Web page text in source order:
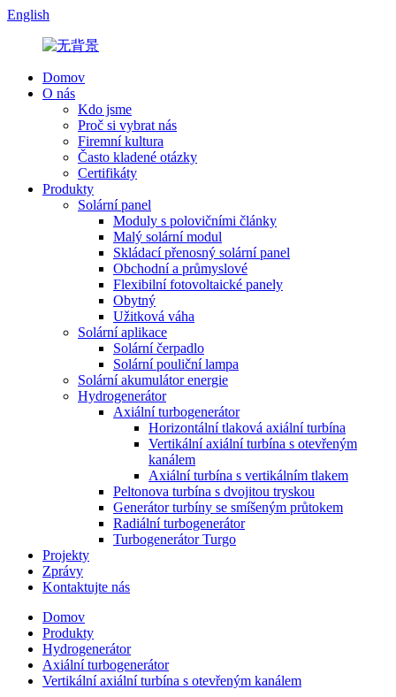
English
Domov
O nás
Kdo jsme
Proč si vybrat nás
Firemní kultura
Často kladené otázky
Certifikáty
Produkty
Solární panel
Moduly s polovičními články
Malý solární modul
Skládací přenosný solární panel
Obchodní a průmyslové
Flexibilní fotovoltaické panely
Obytný
Užitková váha
Solární aplikace
Solární čerpadlo
Solární pouliční lampa
Solární akumulátor energie
Hydrogenerátor
Axiální turbogenerátor
Horizontální tlaková axiální turbína
Vertikální axiální turbína s otevřeným
kanálem
Axiální turbína s vertikálním tlakem
Peltonova turbína s dvojitou tryskou
Generátor turbíny se smíšeným průtokem
Radiální turbogenerátor
Turbogenerátor Turgo
Projekty
Zprávy
Kontaktujte nás
Domov
Produkty
Hydrogenerátor
Axiální turbogenerátor
Vertikální axiální turbína s otevřeným kanálem